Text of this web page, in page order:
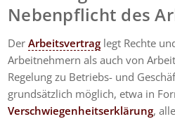
Nebenpflicht des
DerArbeitsvertrag legt Rechte
Arbeitnehmern als auch von
Regelung zu Betriebs- und
grundsätzlich möglich, etwa in
Verschwiegenheitserklärung,